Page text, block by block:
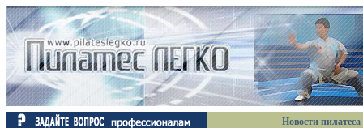
Новости пилатеса